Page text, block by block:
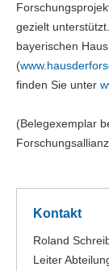
gezielt
bayerischen
(
finden Sie unter
(Belegexemplar
Kontakt
Roland
Leiter